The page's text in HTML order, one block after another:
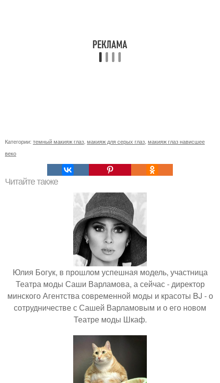
Категории: темный макияж глаз макияж для серых глаз макияж глаз нависшее
веко
Читайте также
Юлия Богук, в прошлом успешная модель, участница
Театра моды Саши Варламова, а сейчас - директор
минского Агентства современной моды и красоты BJ - о
сотрудничестве с Сашей Варламовым и о его новом
Театре моды Шкаф.